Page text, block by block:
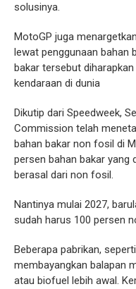
solusinya.
MotoGP juga
lewat penggunaan bahan
bakar tersebut
kendaraan di dunia
Dikutip dari Speedweek,
Commission telah
bahan bakar non fosil di
persen bahan bakar yang
berasal dari non fosil.
Nantinya mulai 2027,
sudah harus 100 persen
Beberapa pabrikan,
membayangkan balapan
atau biofuel lebih awal.